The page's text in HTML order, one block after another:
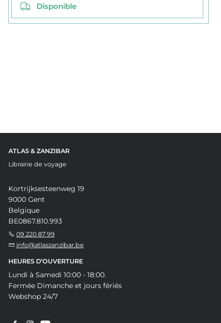
Disponible
ATLAS & ZANZIBAR
Librairie de voyage
Kortrijksesteenweg 19
9000 Gent
Belgique
BE0867.810.993
09 220 87 99
info@atlaszanzibar.be
HEURES D’OUVERTURE
Lundi à Samedi 10:00 - 18:00.
Fermée Dimanche et jours fériés
Webshop 24/7